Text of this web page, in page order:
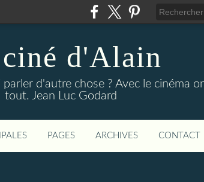
d'Alain
d'autre chose ? Avec le cinéma
tout. Jean Luc Godard
PAGES ARCHIVES CONTACT